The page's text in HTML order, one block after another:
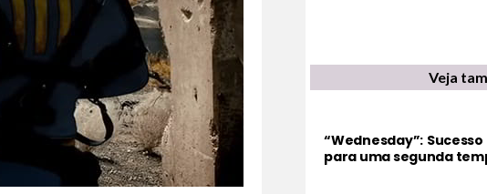
Veja
“Wednesday”:
para uma segunda